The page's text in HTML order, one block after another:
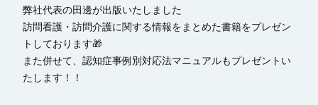
弊社代表の田邊が出版いたしました
訪問看護・訪問介護に関する情報をまとめた書籍をプレゼン
トしております🎁
また併せて、認知症事例別対応法マニュアルもプレゼントい
たします！！